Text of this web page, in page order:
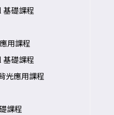
礎課程
用課程
礎課程
光應用課程
課程